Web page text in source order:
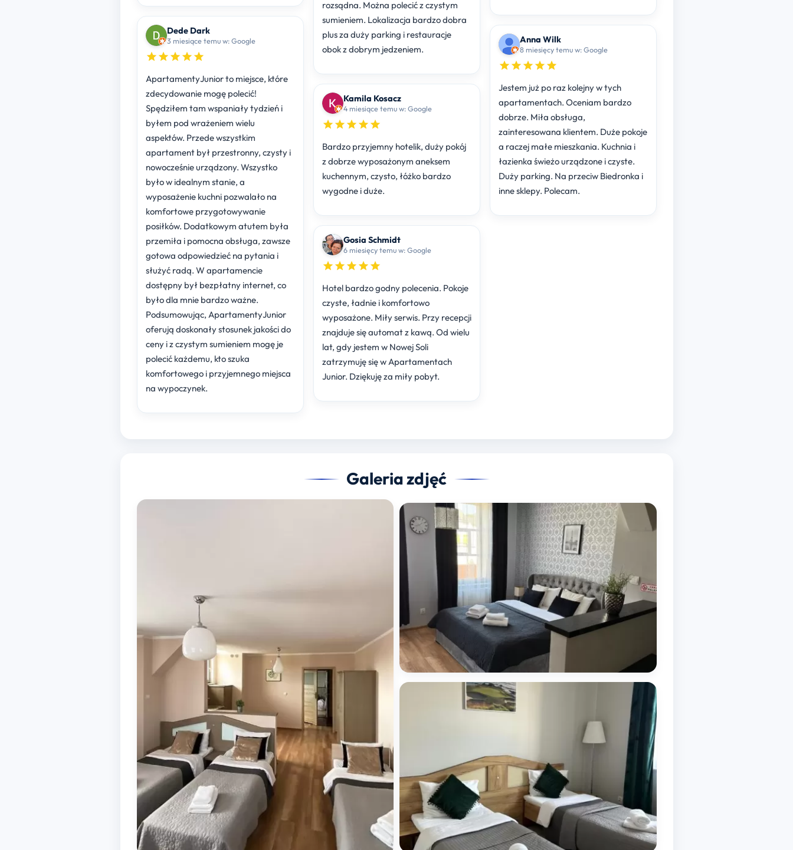
Dede Dark
3 miesiące temu w: Google
ApartamentyJunior to miejsce, które
zdecydowanie mogę polecić!
Spędziłem tam wspaniały tydzień i
byłem pod wrażeniem wielu
aspektów. Przede wszystkim
apartament był przestronny, czysty i
nowocześnie urządzony. Wszystko
było w idealnym stanie, a
wyposażenie kuchni pozwalało na
komfortowe przygotowywanie
posiłków. Dodatkowym atutem była
przemiła i pomocna obsługa, zawsze
gotowa odpowiedzieć na pytania i
służyć radą. W apartamencie
dostępny był bezpłatny internet, co
było dla mnie bardzo ważne.
Podsumowując, ApartamentyJunior
oferują doskonały stosunek jakości do
ceny i z czystym sumieniem mogę je
polecić każdemu, kto szuka
komfortowego i przyjemnego miejsca
na wypoczynek.
rozsądna. Można polecić z czystym
sumieniem. Lokalizacja bardzo dobra
plus za duży parking i restauracje
obok z dobrym jedzeniem.
Kamila Kosacz
4 miesiące temu w: Google
Bardzo przyjemny hotelik, duży pokój
z dobrze wyposażonym aneksem
kuchennym, czysto, łóżko bardzo
wygodne i duże.
Gosia Schmidt
6 miesięcy temu w: Google
Hotel bardzo godny polecenia. Pokoje
czyste, ładnie i komfortowo
wyposażone. Miły serwis. Przy recepcji
znajduje się automat z kawą. Od wielu
lat, gdy jestem w Nowej Soli
zatrzymuję się w Apartamentach
Junior. Dziękuję za miły pobyt.
Anna Wilk
8 miesięcy temu w: Google
Jestem już po raz kolejny w tych
apartamentach. Oceniam bardzo
dobrze. Miła obsługa,
zainteresowana klientem. Duże pokoje
a raczej małe mieszkania. Kuchnia i
łazienka świeżo urządzone i czyste.
Duży parking. Na przeciw Biedronka i
inne sklepy. Polecam.
Galeria zdjęć